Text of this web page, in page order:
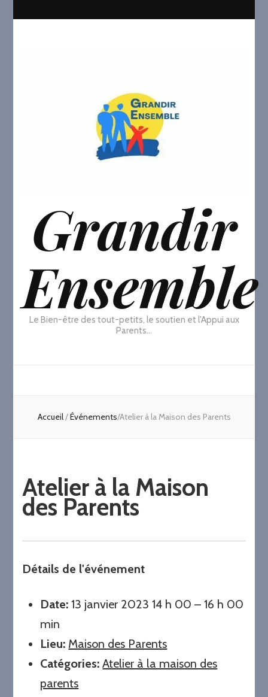
Grandir
Ensemble
Le Bien-être des tout-petits, le soutien et l'Appui aux
Parents…
Accueil/Événements/Atelier à la Maison des Parents
Atelier à la Maison
des Parents
Détails de l'événement
Date: 13 janvier 2023 14 h 00 –16 h 00
min
Lieu: Maison des Parents
Catégories: Atelier à la maison des
parents